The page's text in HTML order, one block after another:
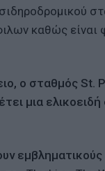
καθώς είναι
ο σταθμός St.
μια
εμβληματικούς